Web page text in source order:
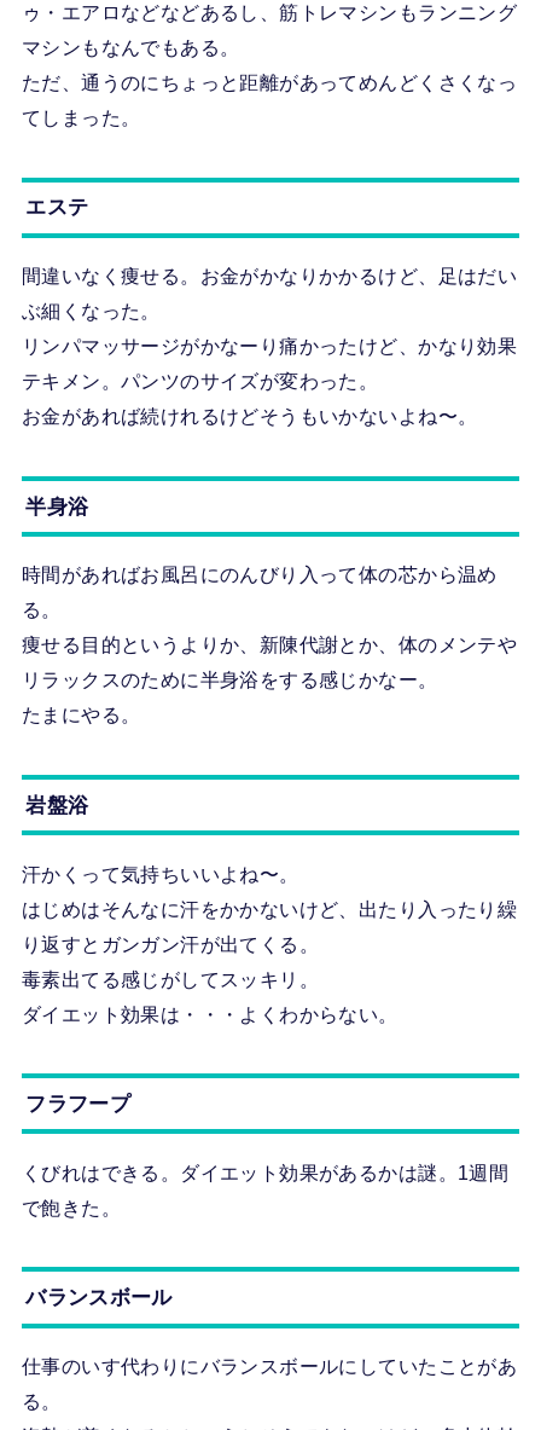
ゥ・エアロなどなどあるし、筋トレマシンもランニング
マシンもなんでもある。
ただ、通うのにちょっと距離があってめんどくさくなっ
てしまった。
エステ
間違いなく痩せる。お金がかなりかかるけど、足はだい
ぶ細くなった。
リンパマッサージがかなーり痛かったけど、かなり効果
テキメン。パンツのサイズが変わった。
お金があれば続けれるけどそうもいかないよね〜。
半身浴
時間があればお風呂にのんびり入って体の芯から温め
る。
痩せる目的というよりか、新陳代謝とか、体のメンテや
リラックスのために半身浴をする感じかなー。
たまにやる。
岩盤浴
汗かくって気持ちいいよね〜。
はじめはそんなに汗をかかないけど、出たり入ったり繰
り返すとガンガン汗が出てくる。
毒素出てる感じがしてスッキリ。
ダイエット効果は・・・よくわからない。
フラフープ
くびれはできる。ダイエット効果があるかは謎。1週間
で飽きた。
バランスボール
仕事のいす代わりにバランスボールにしていたことがあ
る。